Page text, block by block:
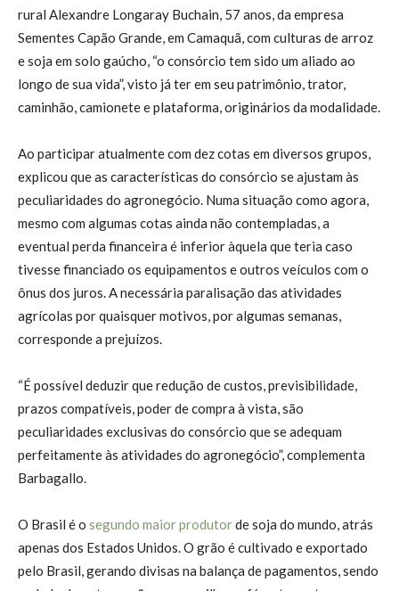
rural Alexandre Longaray Buchain, 57 anos, da empresa
Sementes Capão Grande, em Camaquã, com culturas de arroz
e soja em solo gaúcho, “o consórcio tem sido um aliado ao
longo de sua vida”, visto já ter em seu patrimônio, trator,
caminhão, camionete e plataforma, originários da modalidade.
Ao participar atualmente com dez cotas em diversos grupos,
explicou que as características do consórcio se ajustam às
peculiaridades do agronegócio. Numa situação como agora,
mesmo com algumas cotas ainda não contempladas, a
eventual perda financeira é inferior àquela que teria caso
tivesse financiado os equipamentos e outros veículos com o
ônus dos juros. A necessária paralisação das atividades
agrícolas por quaisquer motivos, por algumas semanas,
corresponde a prejuízos.
“É possível deduzir que redução de custos, previsibilidade,
prazos compatíveis, poder de compra à vista, são
peculiaridades exclusivas do consórcio que se adequam
perfeitamente às atividades do agronegócio”, complementa
Barbagallo.
O Brasil é o segundo maior produtorde soja do mundo, atrás
apenas dos Estados Unidos. O grão é cultivado e exportado
pelo Brasil, gerando divisas na balança de pagamentos, sendo